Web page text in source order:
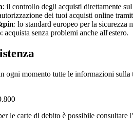
: il controllo degli acquisti direttamente
dei tuoi acquisti online
: lo standard europeo per la sicurezza
: acquista senza problemi anche all'estero.
ogni momento tutte le informazioni sulla
le carte di debito è possibile